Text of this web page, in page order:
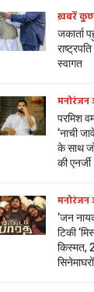
ख़बरें
जकार्ता
स्वागत
परमिश
‘नाची
के साथ
की एनर्जी
‘जन
टिकी
किस्मत,